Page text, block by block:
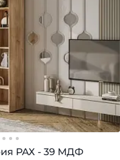
РАХ - 39 МДФ